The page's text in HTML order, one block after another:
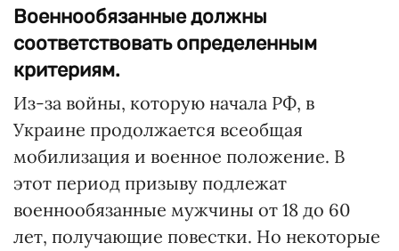
Военнообязанные должны
соответствовать определенным
критериям.
Из-за войны, которую начала РФ, в
Украине продолжается всеобщая
мобилизация и военное положение. В
этот период призыву подлежат
военнообязанные мужчины от 18 до 60
лет, получающие повестки. Но некоторые